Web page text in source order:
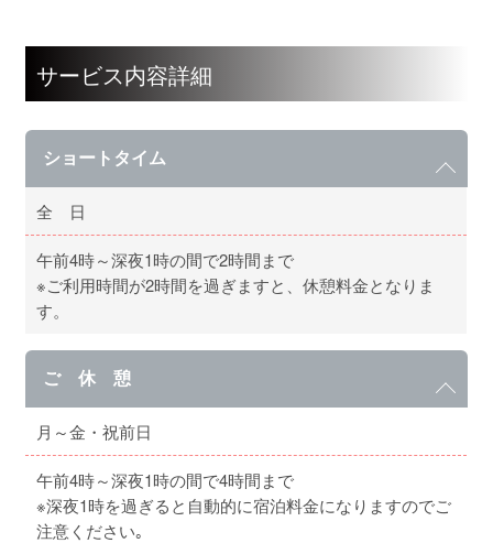
サービス内容詳細
ショートタイム
全 日
午前4時～深夜1時の間で2時間まで
※ご利用時間が2時間を過ぎますと、休憩料金となりま
す。
ご 休 憩
月～金・祝前日
午前4時～深夜1時の間で4時間まで
※深夜1時を過ぎると自動的に宿泊料金になりますのでご
注意ください｡